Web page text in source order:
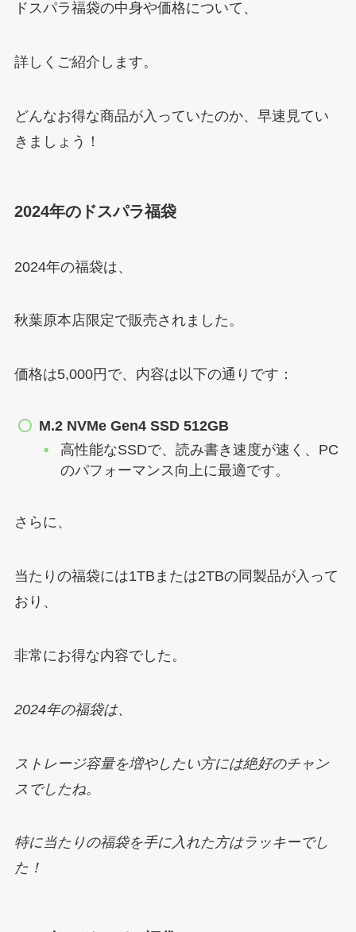
ドスパラ福袋の中身や価格について、
詳しくご紹介します。
どんなお得な商品が入っていたのか、早速見てい
きましょう！
2024年のドスパラ福袋
2024年の福袋は、
秋葉原本店限定で販売されました。
価格は5,000円で、内容は以下の通りです：
M.2 NVMe Gen4 SSD 512GB
高性能なSSDで、読み書き速度が速く、PC
のパフォーマンス向上に最適です。
さらに、
当たりの福袋には1TBまたは2TBの同製品が入って
おり、
非常にお得な内容でした。
2024年の福袋は、
ストレージ容量を増やしたい方には絶好のチャン
スでしたね。
特に当たりの福袋を手に入れた方はラッキーでし
た！